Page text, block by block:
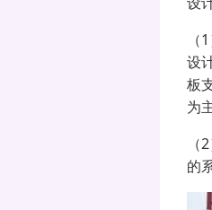
设
板
为
的